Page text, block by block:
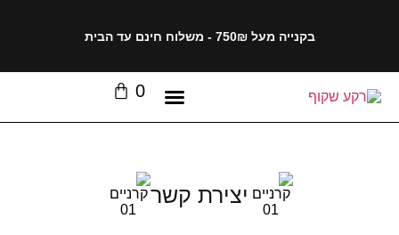
בקנייה מעל 750₪ - משלוח חינם עד הבית
0
יצירת קשר